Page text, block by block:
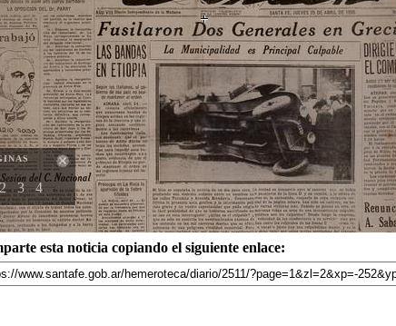
2 3 4
esta noticia copiando el siguiente enlace: